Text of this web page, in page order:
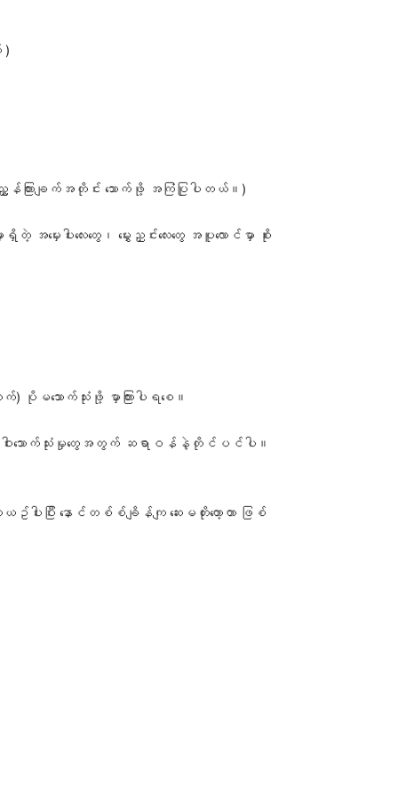
)
ကြားချက်အတိုင်း သောက်ဖို့ အကြံပြုပါတယ်။)
ပါးလေးတွေ၊ မွှေးညှင်းလေးတွေ အပူလောင်မှာ စိုး
မသောက်သုံးဖို့ မှာကြားပါရစေ။
ါးသောက်သုံးမှုတွေအတွက် ဆရာဝန်နဲ့တိုင်ပင်ပါ။
ပြီး နောင်တစ်စ်ချိန်ကျ ဆေးမတိုးတော့တာ ဖြစ်